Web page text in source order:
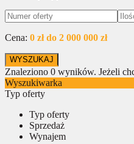
Cena: 0 zł do 2 000 000 zł
Znaleziono 0 wyników. Jeżeli
Wyszukiwarka
Typ oferty
Typ oferty
Sprzedaż
Wynajem